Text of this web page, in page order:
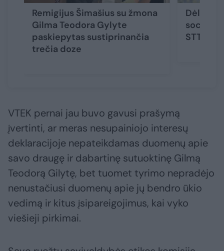
Remigijus Šimašius su žmona
Gilma Teodora Gylyte
paskiepytas sustiprinančia
trečia doze
Dėl R.
STT ir
VTEK pernai jau buvo gavusi prašymą
įvertinti, ar meras nesupainiojo interesų
deklaracijoje nepateikdamas duomenų apie
savo draugę ir dabartinę sutuoktinę Gilmą
Teodorą Gilytę, bet tuomet tyrimo nepradėjo
nenustačiusi duomenų apie jų bendro ūkio
vedimą ir kitus įsipareigojimus, kai vyko
viešieji pirkimai.